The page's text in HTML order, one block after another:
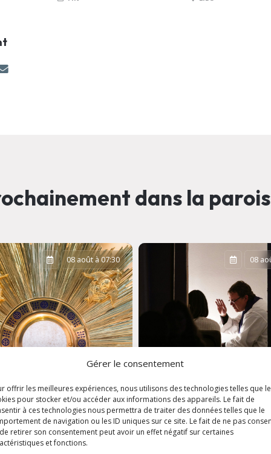
Gérer le consentement
offrir les meilleures expériences, nous utilisons des technologies telles que
pour stocker et/ou accéder aux informations des appareils. Le fait de
à ces technologies nous permettra de traiter des données telles que le
de navigation ou les ID uniques sur ce site. Le fait de ne pas
retirer son consentement peut avoir un effet négatif sur certaines
et fonctions.
dans la
08 août à 07:30 08